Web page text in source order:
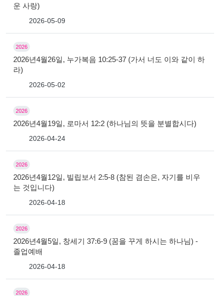
운 사랑)
2026-05-09
2026
2026년4월26일, 누가복음 10:25-37 (가서 너도 이와 같이 하
라)
2026-05-02
2026
2026년4월19일, 로마서 12:2 (하나님의 뜻을 분별합시다)
2026-04-24
2026
2026년4월12일, 빌립보서 2:5-8 (참된 겸손은, 자기를 비우
는 것입니다)
2026-04-18
2026
2026년4월5일, 창세기 37:6-9 (꿈을 꾸게 하시는 하나님) -
졸업예배
2026-04-18
2026